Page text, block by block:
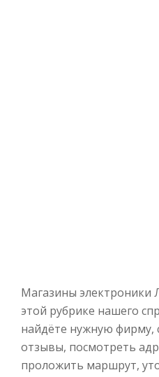
Магазины
этой рубрике нашего
найдёте нужную фирму,
отзывы, посмотреть
проложить маршрут,